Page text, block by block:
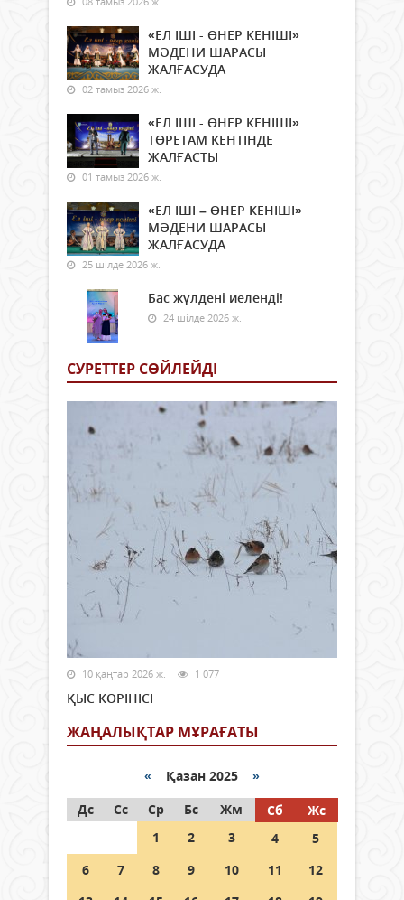
«ЕЛ ІШІ - ӨНЕР КЕНІШІ»
МӘДЕНИ ШАРАСЫ
ЖАЛҒАСУДА
02 тамыз 2026 ж.
«ЕЛ ІШІ - ӨНЕР КЕНІШІ»
ТӨРЕТАМ КЕНТІНДЕ
ЖАЛҒАСТЫ
01 тамыз 2026 ж.
«ЕЛ ІШІ – ӨНЕР КЕНІШІ»
МӘДЕНИ ШАРАСЫ
ЖАЛҒАСУДА
25 шілде 2026 ж.
Бас жүлдені иеленді!
24 шілде 2026 ж.
СУРЕТТЕР СӨЙЛЕЙДI
10 қаңтар 2026 ж. 1 077
ҚЫС КӨРІНІСІ
ЖАҢАЛЫҚТАР МҰРАҒАТЫ
« Қазан 2025 »
Дс
Сс Ср Бс Жм Сб
Жс
1
2 3 4
5
6
7 8 9 10 11
12